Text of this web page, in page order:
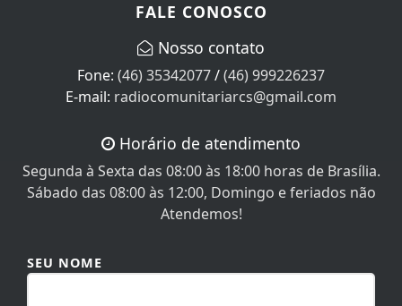
FALE CONOSCO
Nosso contato
Fone: (46) 35342077/(46) 999226237
E-mail: radiocomunitariarcs@gmail.com
Horário de atendimento
Segunda à Sexta das 08:00 às 18:00 horas de Brasília.
Sábado das 08:00 às 12:00, Domingo e feriados não
Atendemos!
SEU NOME